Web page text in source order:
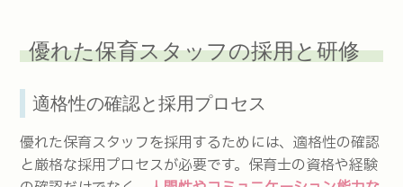
優れた保育スタッフの採用と研修
適格性の確認と採用プロセス
優れた保育スタッフを採用するためには、適格性の確認
と厳格な採用プロセスが必要です。保育士の資格や経験